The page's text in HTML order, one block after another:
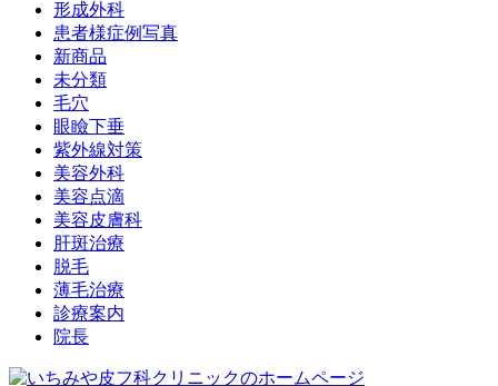
形成外科
患者様症例写真
新商品
未分類
毛穴
眼瞼下垂
紫外線対策
美容外科
美容点滴
美容皮膚科
肝斑治療
脱毛
薄毛治療
診療案内
院長